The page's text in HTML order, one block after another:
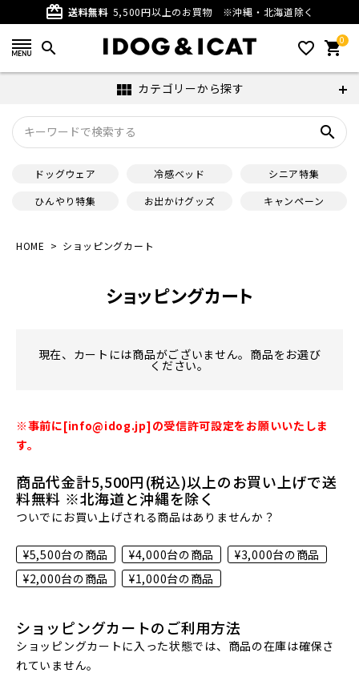
card_giftcard 送料無料 5,500円以上のお買物 ※沖縄・北海道除く
search favorite_outline 0
shopping_cart
view_module カテゴリーから探す
search
ドッグウェア 冷感ベッド
シニア特集
ひんやり特集
お出かけグッズ キャンペーン
HOME ショッピングカート
ショッピングカート
現在、カートには商品がございません。商品をお選び
ください。
※事前に[info@idog.jp]の受信許可設定をお願いいたしま
す。
商品代金計5,500円(税込)以上のお買い上げで送
料無料 ※北海道と沖縄を除く
ついでにお買い上げされる商品はありませんか？
¥5,500台の商品 ¥4,000台の商品
¥3,000台の商品
¥2,000台の商品
¥1,000台の商品
ショッピングカートのご利用方法
ショッピングカートに入った状態では、商品の在庫は確保さ
れていません。